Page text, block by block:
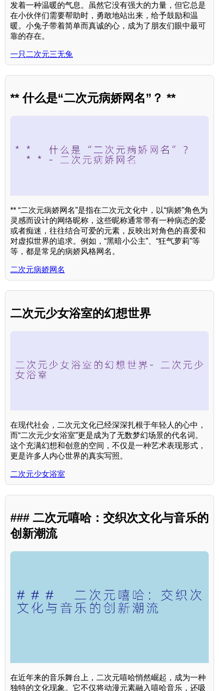
发着一种温暖的气息。虽然它没有强大的力量，但它总是
在小伙伴们需要帮助时，勇敢地站出来，给予鼓励和温
暖。小兔子带着简单而真诚的心，成为了朋友们眼中最可
靠的存在。
一只二次元三无兔
** 什么是“二次元病娇网名”？ **
** “二次元病娇网名”是指在二次元文化中，以“病娇”角色为
灵感而设计的网络昵称，这些昵称通常带有一种病态的爱
或者痴迷，往往结合可爱的元素，反映出对角色的喜爱和
对虚拟世界的追求。例如，“黑暗小公主”、“狂气萝莉”等
等，都是常见的病娇风格网名。
二次元病娇网名
二次元少女浴室的幻想世界
在现代社会，二次元文化已经深深扎根于年轻人的心中，
而“二次元少女浴室”更是成为了无数梦幻场景的代名词。
这个充满幻想和创意的空间，不仅是一种艺术表现形式，
更是许多人内心世界的真实写照。
二次元少女浴室
### 二次元嘻哈：交织次文化与音乐的
创新潮流
在近年来的音乐舞台上，二次元嘻哈悄然崛起，成为一种
独特的文化现象。它不仅将动漫元素融入嘻哈音乐，还吸